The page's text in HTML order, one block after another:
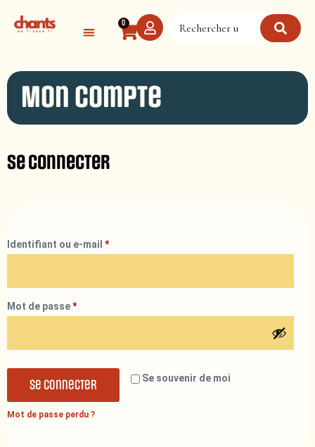
0
Mon compte
Se connecter
Identifiant ou e-mail *
Mot de passe*
Se souvenir de moi
Se connecter
Mot de passe perdu ?